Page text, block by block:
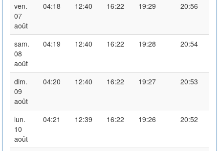
ven.
07
août
04:18 12:40 16:22 19:29 20:56
sam.
08
août
04:19 12:40 16:22 19:28 20:54
dim.
09
août
04:20 12:40 16:22 19:27 20:53
lun.
10
août
04:21 12:39 16:22 19:26 20:52